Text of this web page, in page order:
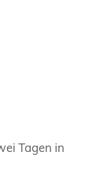
Tagen in